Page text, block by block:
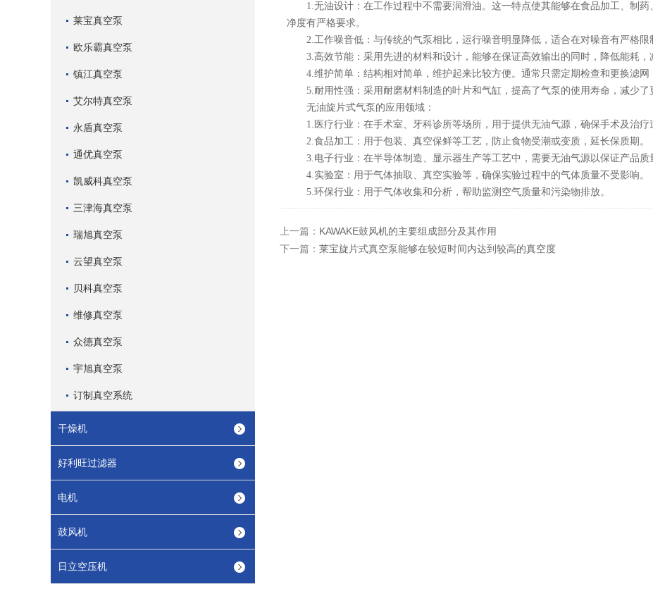
莱宝真空泵
欧乐霸真空泵
镇江真空泵
艾尔特真空泵
永盾真空泵
通优真空泵
凯威科真空泵
三津海真空泵
瑞旭真空泵
云望真空泵
贝科真空泵
维修真空泵
众德真空泵
宇旭真空泵
订制真空系统
干燥机
好利旺过滤器
电机
鼓风机
日立空压机
1.无油设计：在工作过程中不需要润滑油。这一特点使其能够在食品加工、制药
净度有严格要求。
2.工作噪音低：与传统的气泵相比，运行噪音明显降低，适合在对噪音有严格限
3.高效节能：采用先进的材料和设计，能够在保证高效输出的同时，降低能耗，
4.维护简单：结构相对简单，维护起来比较方便。通常只需定期检查和更换滤网
5.耐用性强：采用耐磨材料制造的叶片和气缸，提高了气泵的使用寿命，减少了
无油旋片式气泵的应用领域：
1.医疗行业：在手术室、牙科诊所等场所，用于提供无油气源，确保手术及治疗
2.食品加工：用于包装、真空保鲜等工艺，防止食物受潮或变质，延长保质期。
3.电子行业：在半导体制造、显示器生产等工艺中，需要无油气源以保证产品质
4.实验室：用于气体抽取、真空实验等，确保实验过程中的气体质量不受影响。
5.环保行业：用于气体收集和分析，帮助监测空气质量和污染物排放。
上一篇： KAWAKE鼓风机的主要组成部分及其作用
下一篇： 莱宝旋片式真空泵能够在较短时间内达到较高的真空度